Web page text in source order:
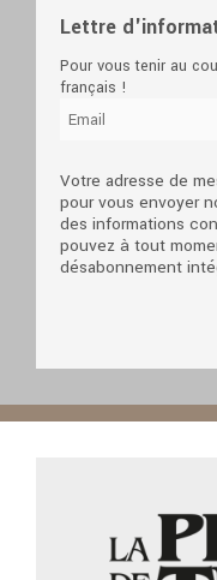
Lettre
Pour vous tenir au
français !
Votre adresse de
pour vous envoyer
des informations
pouvez à tout
désabonnement